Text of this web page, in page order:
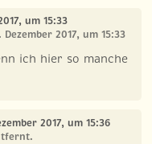
um 15:33
2017, um 15:33
ich hier so manche
2017, um 15:36